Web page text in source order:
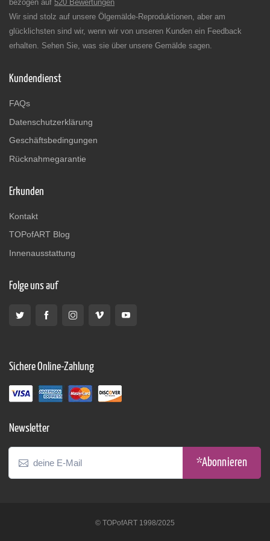
bezogen auf 520 Bewertungen
Wir sind stolz auf unsere Ölgemälde-Reproduktionen, aber am
glücklichsten sind wir, wenn wir von unseren Kunden ein Feedback
erhalten. Sehen Sie, was sie über unsere Gemälde sagen.
Kundendienst
FAQs
Datenschutzerklärung
Geschäftsbedingungen
Rücknahmegarantie
Erkunden
Kontakt
TOPofART Blog
Innenausstattung
Folge uns auf
Sichere Online-Zahlung
Newsletter
*Abonnieren
© TOPofART 1998/2025